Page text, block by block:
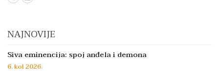
NAJNOVIJE
Siva eminencija: spoj anđela i demona
6. kol 2026.